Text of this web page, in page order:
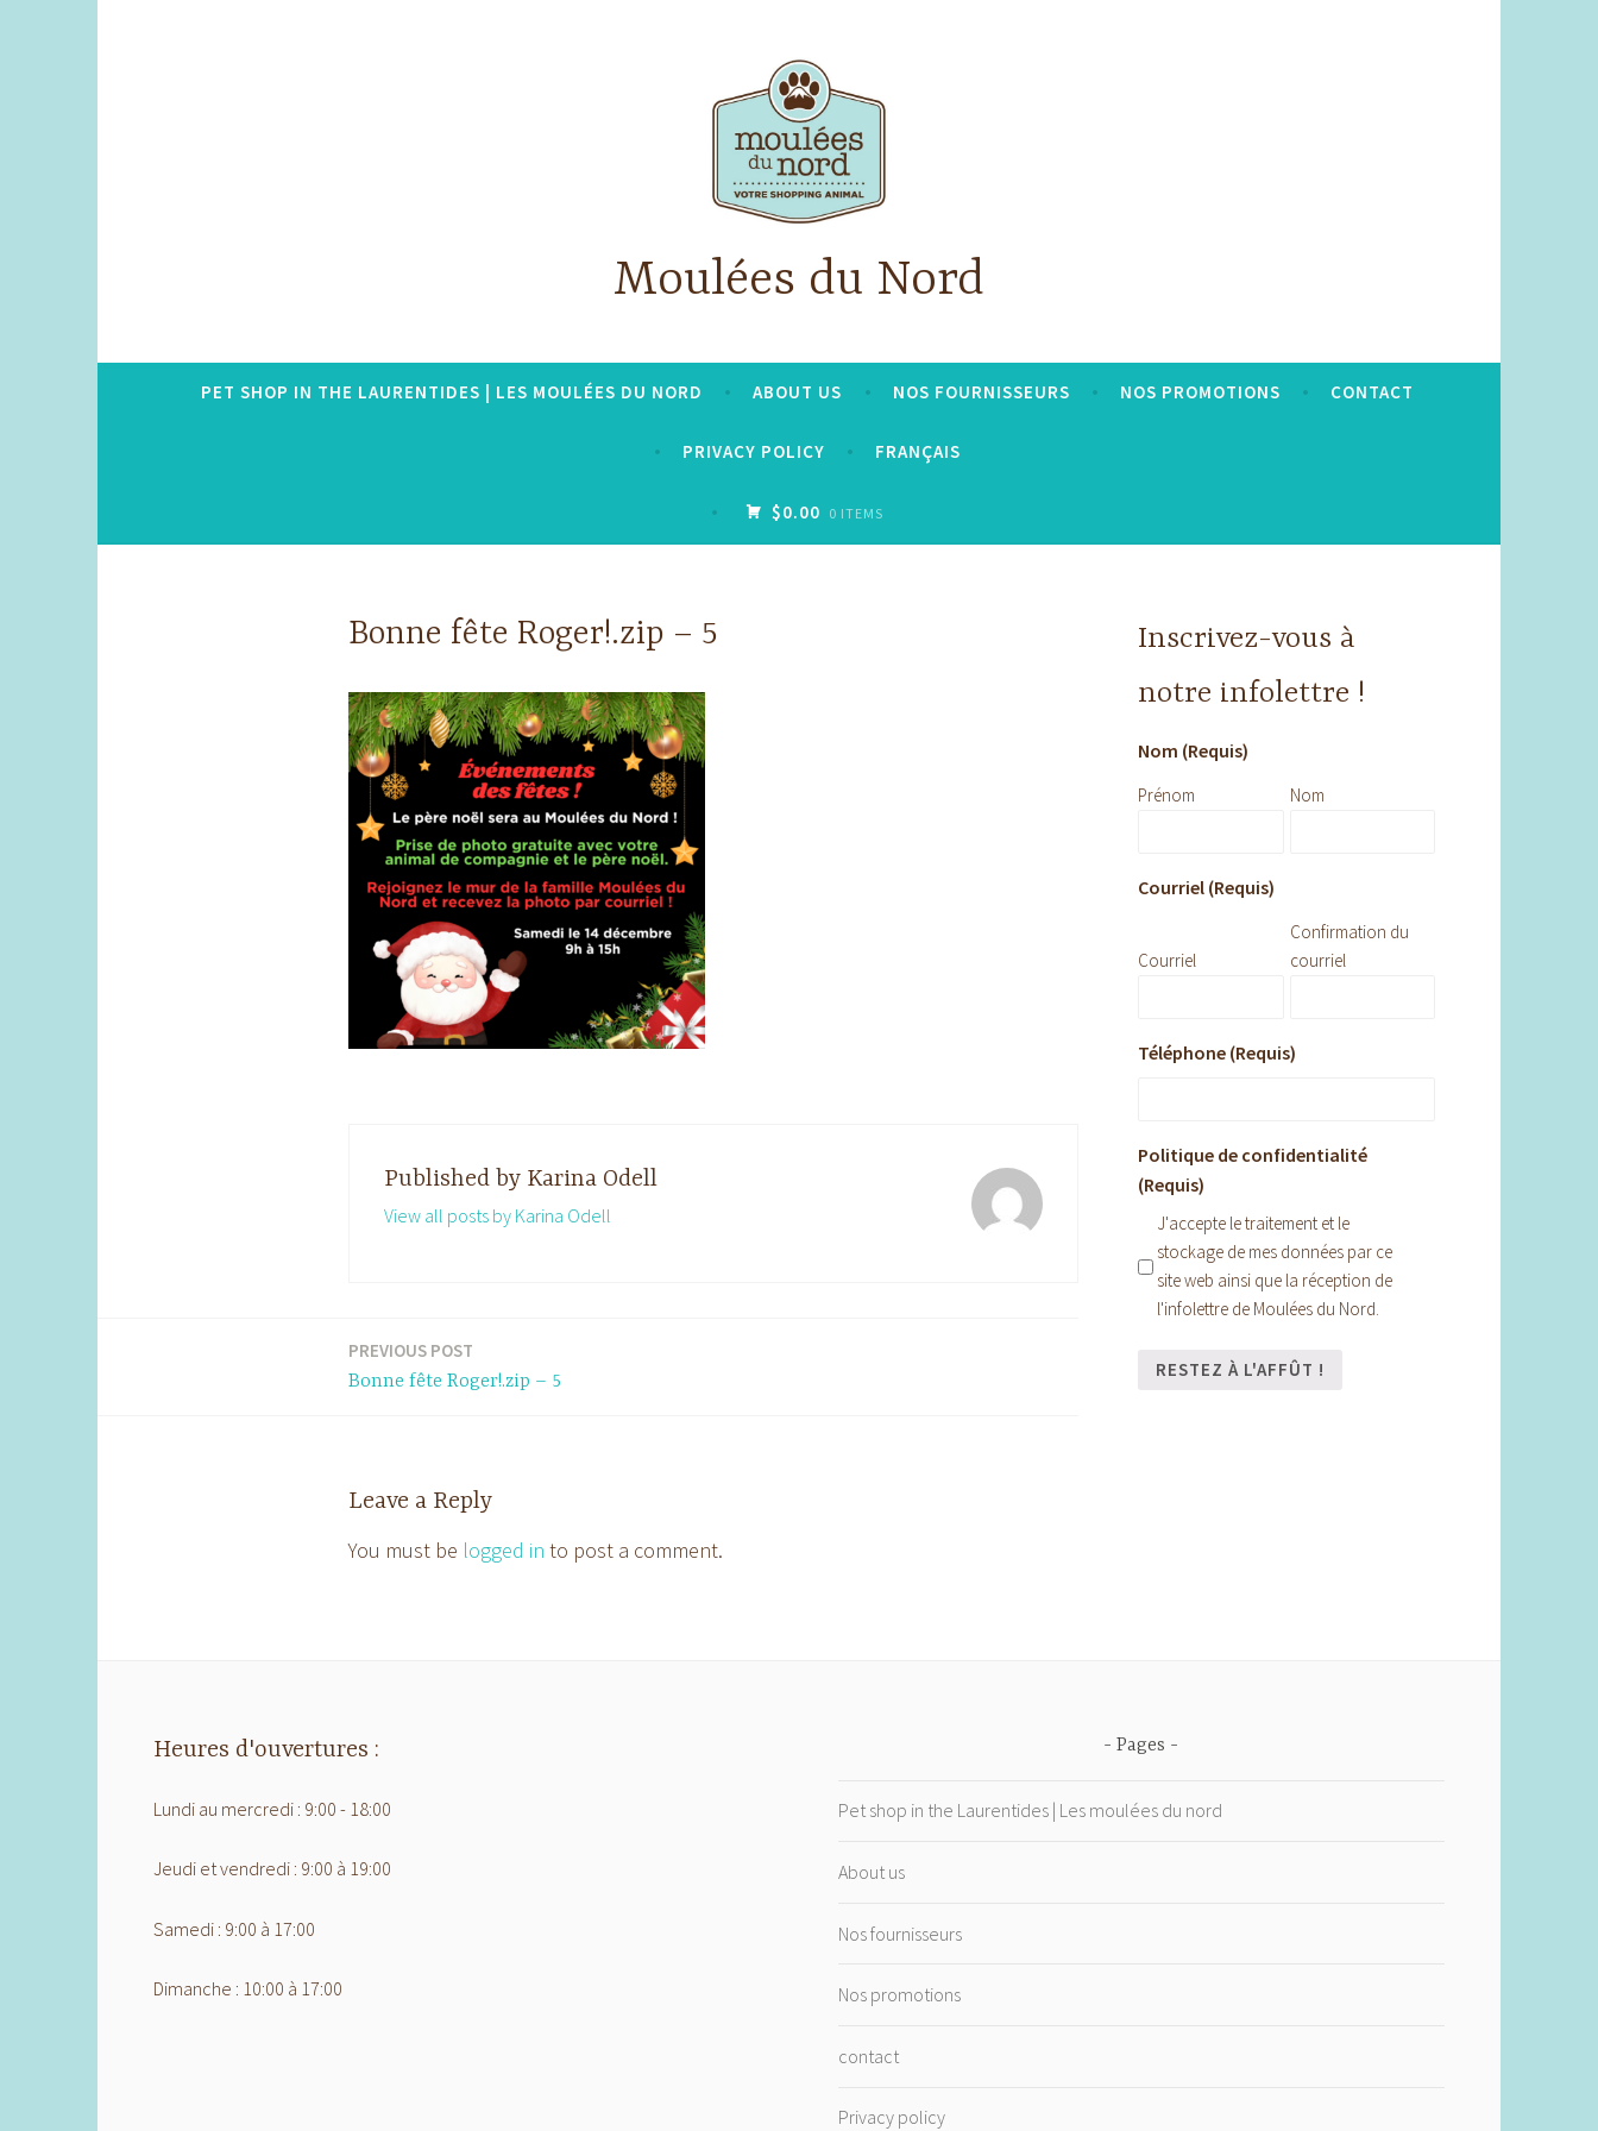
Moulées du Nord
PET SHOP IN THE LAURENTIDES | LES MOULÉES DU NORD ABOUT US NOS FOURNISSEURS NOS PROMOTIONS CONTACT
PRIVACY POLICY FRANÇAIS
$0.00 0 ITEMS
Bonne fête Roger!.zip – 5
Published by Karina Odell
View all posts by Karina Odell
PREVIOUS POST
Bonne fête Roger!.zip – 5
Leave a Reply
You must be logged in to post a comment.
Inscrivez-vous à
notre infolettre !
Nom (Requis)
Prénom Nom
Courriel (Requis)
Courriel
Confirmation du
courriel
Téléphone (Requis)
Politique de confidentialité
(Requis)
J'accepte le traitement et le
stockage de mes données par ce
site web ainsi que la réception de
l'infolettre de Moulées du Nord.
Heures d'ouvertures :
Lundi au mercredi : 9:00 - 18:00
Jeudi et vendredi : 9:00 à 19:00
Samedi : 9:00 à 17:00
Dimanche : 10:00 à 17:00
Pages
Pet shop in the Laurentides | Les moulées du nord
About us
Nos fournisseurs
Nos promotions
contact
Privacy policy